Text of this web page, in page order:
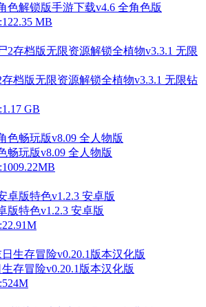
色解锁版手游下载v4.6 全角色版
MB
档版无限资源解锁全植物v3.3.1 无限钻
GB
畅玩版v8.09 全人物版
版特色v1.2.3 安卓版
存冒险v0.20.1版本汉化版